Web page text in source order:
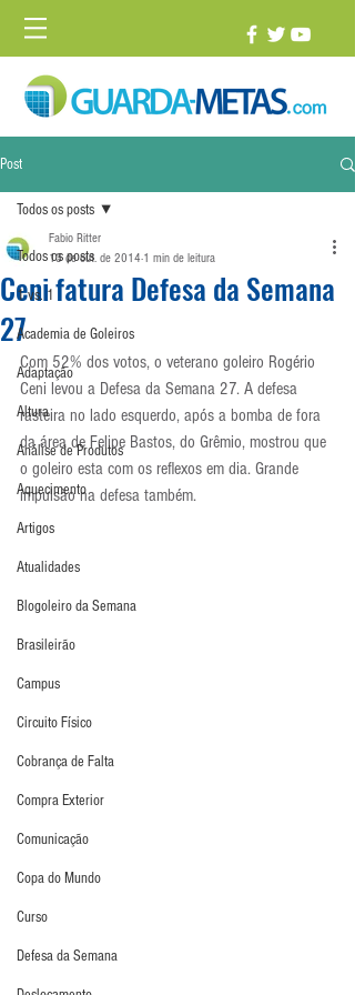
Post
Todos os posts
1 vs. 1
Academia de Goleiros
Adaptação
Altura
Análise de Produtos
Aquecimento
Artigos
Atualidades
Blogoleiro da Semana
Brasileirão
Campus
Circuito Físico
Cobrança de Falta
Compra Exterior
Comunicação
Copa do Mundo
Curso
Defesa da Semana
Todos os posts
Ceni fatura Defesa da Semana
27
Fabio Ritter
13 de out. de 2014 1 min de leitura
Com 52% dos votos, o veterano goleiro Rogério
Ceni levou a Defesa da Semana 27. A defesa
rasteira no lado esquerdo, após a bomba de fora
da área de Felipe Bastos, do Grêmio, mostrou que
o goleiro esta com os reflexos em dia. Grande
impulsão na defesa também.